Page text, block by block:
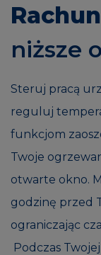
niższe
Steruj pracą
reguluj
funkcjom
Twoje
otwarte okno.
godzinę przed
ograniczając
Podczas